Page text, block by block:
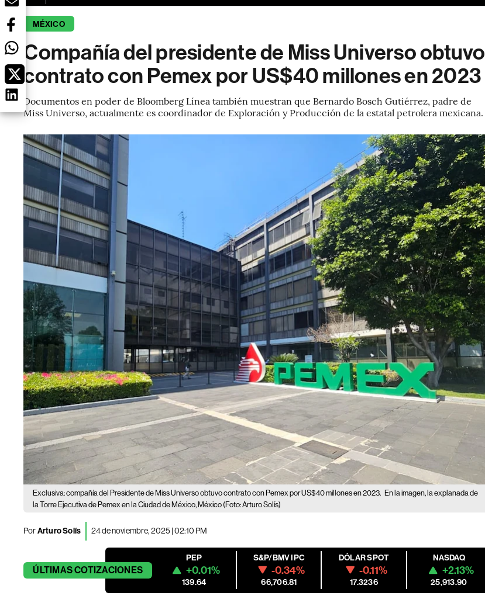
MÉXICO
Compañía del presidente de Miss Universo obtuvo
contrato con Pemex por US$40 millones en 2023
Documentos en poder de Bloomberg Línea también muestran que Bernardo Bosch Gutiérrez, padre de
Miss Universo, actualmente es coordinador de Exploración y Producción de la estatal petrolera mexicana.
Exclusiva: compañía del Presidente de Miss Universo obtuvo contrato con Pemex por US$40 millones en 2023. En la imagen, la explanada de
la Torre Ejecutiva de Pemex en la Ciudad de México, México (Foto: Arturo Solís)
PorArturo Solís 24 de noviembre, 2025 | 02:10 PM
ÚLTIMASCOTIZACIONES
PEP
+0.01%
139.64
S&P/BMV IPC
-0.34%
66,706.81
DÓLAR SPOT
-0.11%
17.3236
NASDAQ
+2.13%
25,913.90